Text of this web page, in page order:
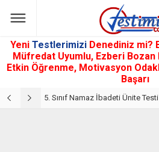
Yeni Testlerimizi Denediniz mi?
Müfredat Uyumlu, Ezberi Bozan
Etkin Öğrenme, Motivasyon
Başarı
5. Sınıf Namaz İbadeti Ünite